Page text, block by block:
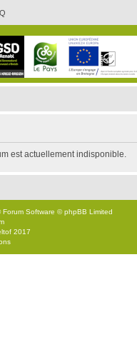
est actuellement indisponible.
Forum Software © phpBB Limited
2017